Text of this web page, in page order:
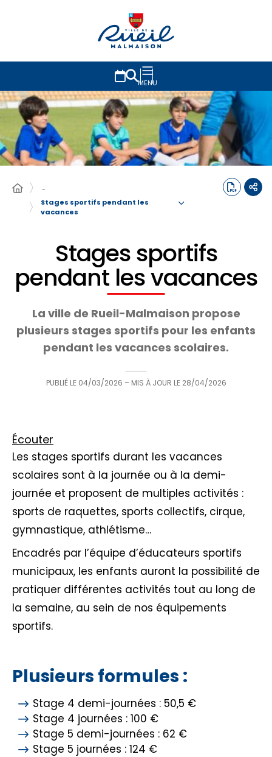
MENU
…
Stages sportifs pendant les
vacances
Stages sportifs
pendant les vacances
La ville de Rueil-Malmaison propose
plusieurs stages sportifs pour les enfants
pendant les vacances scolaires.
PUBLIÉ LE 04/03/2026 – MIS À JOUR LE 28/04/2026
Écouter
Les stages sportifs durant les vacances
scolaires sont à la journée ou à la demi-
journée et proposent de multiples activités :
sports de raquettes, sports collectifs, cirque,
gymnastique, athlétisme…
Encadrés par l’équipe d’éducateurs sportifs
municipaux, les enfants auront la possibilité de
pratiquer différentes activités tout au long de
la semaine, au sein de nos équipements
sportifs.
Plusieurs formules :
Stage 4 demi-journées : 50,5 €
Stage 4 journées : 100 €
Stage 5 demi-journées : 62 €
Stage 5 journées : 124 €